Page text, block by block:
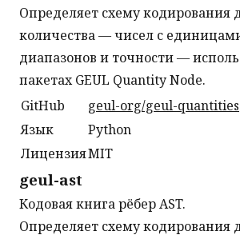
Определяет схему кодирования
количества — чисел с
диапазонов и точности —
пакетах GEUL Quantity Node.
GitHub
geul-org/geul-quantities
Язык
Python
ЛицензияMIT
geul-ast
Кодовая книга рёбер AST.
Определяет схему кодирования